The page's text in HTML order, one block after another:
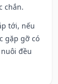
chắn.
tới, nếu
gặp gỡ có
đều